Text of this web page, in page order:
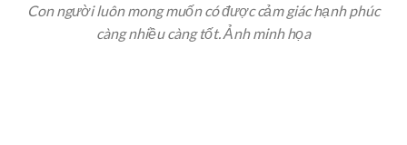
Con người luôn mong muốn có được cảm giác hạnh phúc
càng nhiều càng tốt. Ảnh minh họa